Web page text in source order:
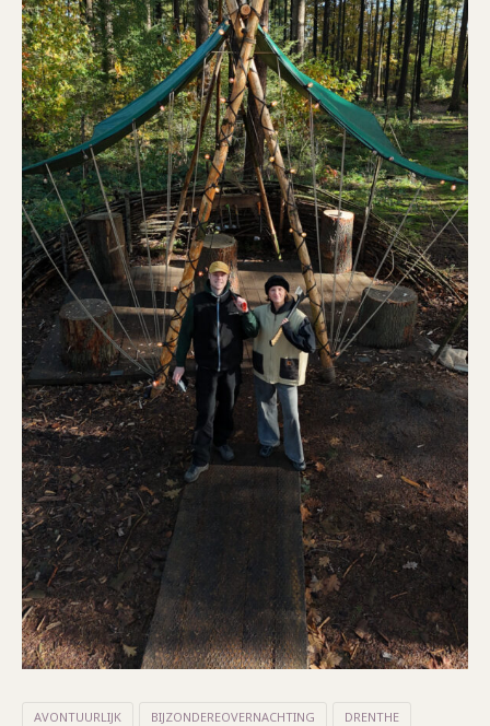
AVONTUURLIJK BIJZONDEREOVERNACHTING DRENTHE